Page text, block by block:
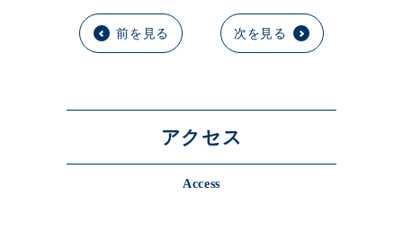
前を見る 次を見る
アクセス
Access